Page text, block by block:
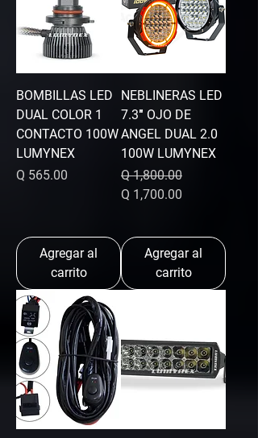
BOMBILLAS LED
DUAL COLOR 1
CONTACTO 100W
LUMYNEX
Precio
Q 565.00
Agregar al
carrito
NEBLINERAS LED
7.3″ OJO DE
ANGEL DUAL 2.0
100W LUMYNEX
Precio
Q 1,800.00
Precio de oferta
Q 1,700.00
Agregar al
carrito